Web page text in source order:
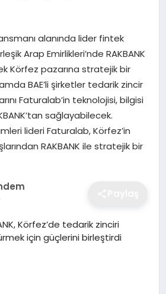
alanında lider fintek
Arap Emirlikleri’nde RAKBANK
Körfez pazarına stratejik bir
BAE’li şirketler tedarik zincir
Faturalab’in teknolojisi, bilgisi
sağlayabilecek.
lideri Faturalab, Körfez’in
RAKBANK ile stratejik bir